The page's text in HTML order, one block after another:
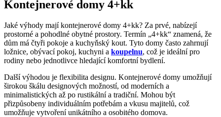
Kontejnerové domy 4+kk
Jaké výhody mají kontejnerové domy 4+kk? Za prvé, nabízejí
prostorné a pohodlné obytné prostory. Termín „4+kk“ znamená, že
dům má čtyři pokoje a kuchyňský kout. Tyto domy často zahrnují
ložnice, obývací pokoj, kuchyni a koupelnu, což je ideální pro
rodiny nebo jednotlivce hledající komfortní bydlení.
Další výhodou je flexibilita designu. Kontejnerové domy umožňují
širokou škálu designových možností, od moderních a
minimalistických až po rustikální a tradiční. Mohou být
přizpůsobeny individuálním potřebám a vkusu majitelů, což
umožňuje vytvoření unikátního a osobitého domova.